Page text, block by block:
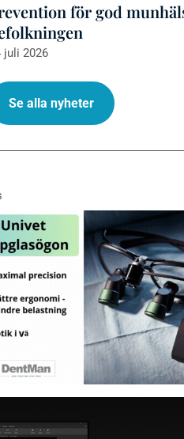
för god
juli 2026
Se alla nyheter